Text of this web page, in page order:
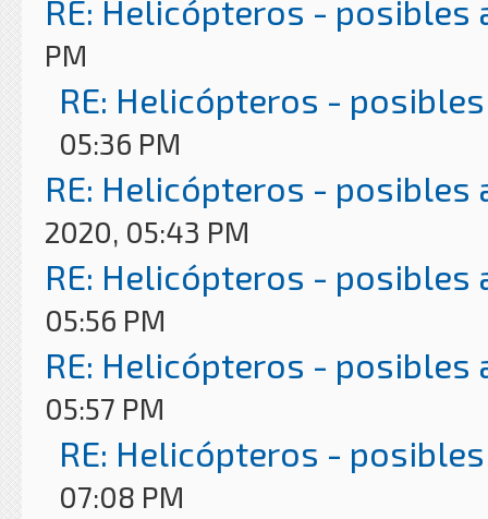
RE: Helicópteros - posibles
PM
RE: Helicópteros -
05:36 PM
RE: Helicópteros - posibles
2020, 05:43 PM
RE: Helicópteros - posibles
05:56 PM
RE: Helicópteros - posibles
05:57 PM
RE: Helicópteros -
07:08 PM